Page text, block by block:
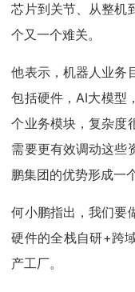
芯片到关节、从整机
个又一个难关。
他表示，机器人业务
包括硬件，AI大模型
个业务模块，复杂度
需要更有效调动这些
鹏集团的优势形成一
何小鹏指出，我们要
硬件的全栈自研+跨
产工厂。